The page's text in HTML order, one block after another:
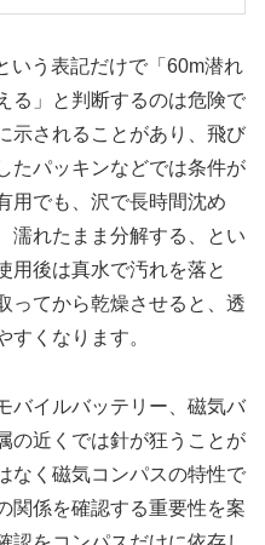
いう表記だけで「60m潜れ
る」と判断するのは危険で
示されることがあり、飛び
たパッキンなどでは条件が
用でも、沢で長時間沈め
濡れたまま分解する、とい
用後は真水で汚れを落と
ってから乾燥させると、透
すくなります。
バイルバッテリー、磁気バ
の近くでは針が狂うことが
なく磁気コンパスの特性で
関係を確認する重要性を案